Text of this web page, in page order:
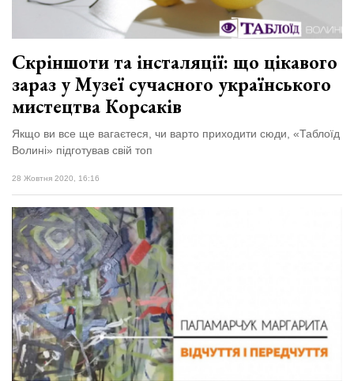
Скріншоти та інсталяції: що цікавого
зараз у Музеї сучасного українського
мистецтва Корсаків
Якщо ви все ще вагаєтеся, чи варто приходити сюди, «Таблоїд
Волині» підготував свій топ
28 Жовтня 2020, 16:16